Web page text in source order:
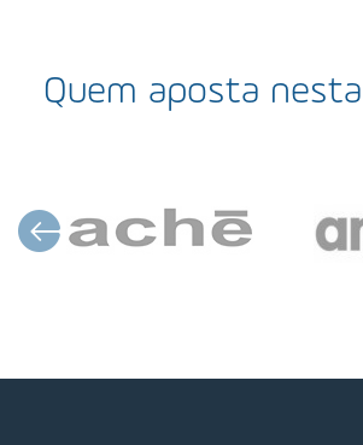
Quem aposta